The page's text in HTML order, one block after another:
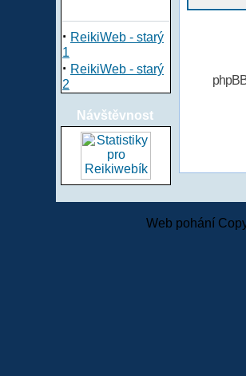
· ReikiWeb - starý
1
· ReikiWeb - starý
2
Návštěvnost
Web pohání